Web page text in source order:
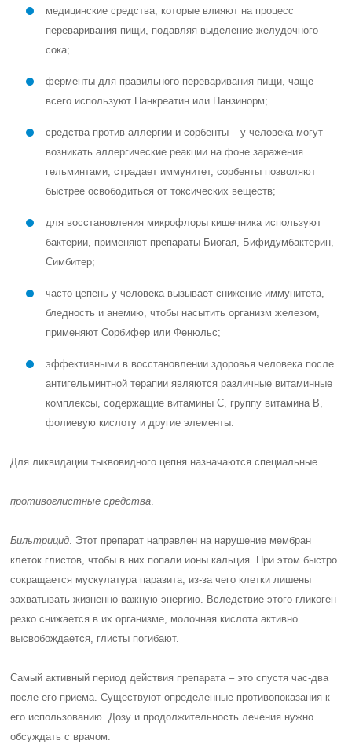
медицинские средства, которые влияют на процесс
переваривания пищи, подавляя выделение желудочного
сока;
ферменты для правильного переваривания пищи, чаще
всего используют Панкреатин или Панзинорм;
средства против аллергии и сорбенты – у человека могут
возникать аллергические реакции на фоне заражения
гельминтами, страдает иммунитет, сорбенты позволяют
быстрее освободиться от токсических веществ;
для восстановления микрофлоры кишечника используют
бактерии, применяют препараты Биогая, Бифидумбактерин,
Симбитер;
часто цепень у человека вызывает снижение иммунитета,
бледность и анемию, чтобы насытить организм железом,
применяют Сорбифер или Фенюльс;
эффективными в восстановлении здоровья человека после
антигельминтной терапии являются различные витаминные
комплексы, содержащие витамины С, группу витамина В,
фолиевую кислоту и другие элементы.
Для ликвидации тыквовидного цепня назначаются специальные
противоглистные средства
Бильтрицид . Этот препарат направлен на нарушение мембран
клеток глистов, чтобы в них попали ионы кальция. При этом быстро
сокращается мускулатура паразита, из-за чего клетки лишены
захватывать жизненно-важную энергию. Вследствие этого гликоген
резко снижается в их организме, молочная кислота активно
высвобождается, глисты погибают.
Самый активный период действия препарата – это спустя час-два
после его приема. Существуют определенные противопоказания к
его использованию. Дозу и продолжительность лечения нужно
обсуждать с врачом.